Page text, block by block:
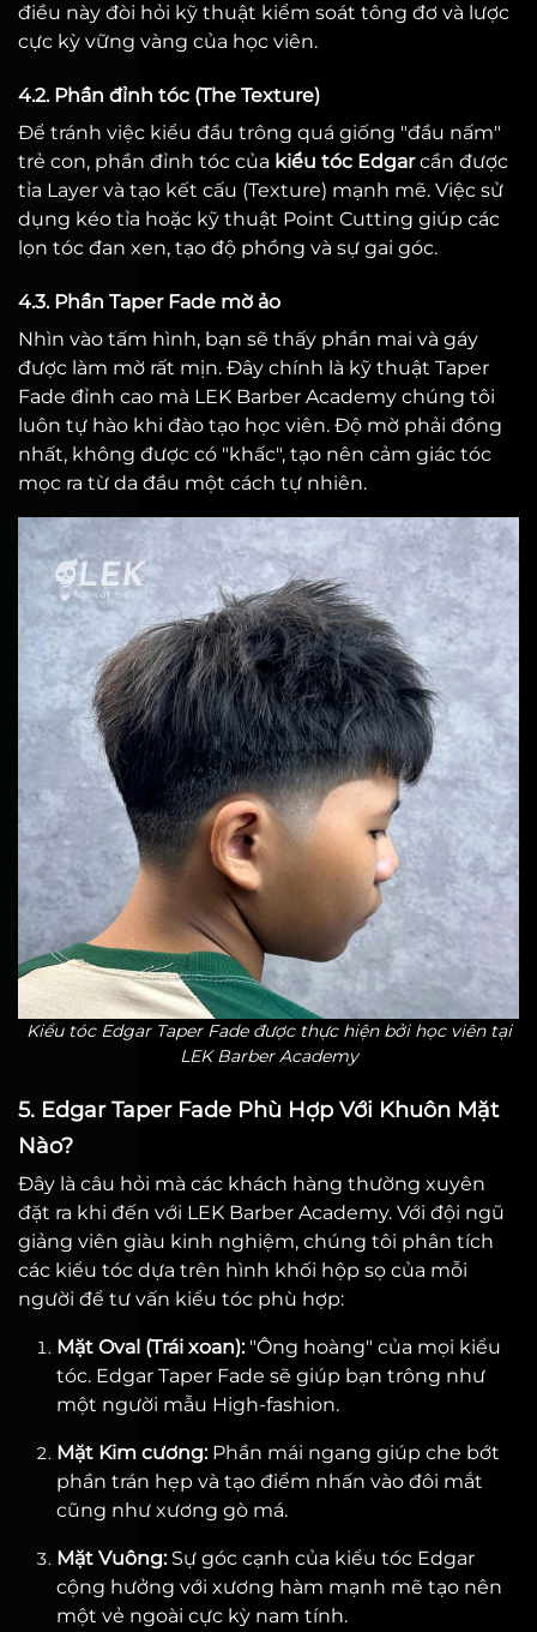
điều này đòi hỏi kỹ thuật kiểm soát tông đơ và lược
cực kỳ vững vàng của học viên.
4.2. Phần đỉnh tóc (The Texture)
Để tránh việc kiểu đầu trông quá giống "đầu nấm"
trẻ con, phần đỉnh tóc của kiểu tóc Edgarcần được
tỉa Layer và tạo kết cấu (Texture) mạnh mẽ. Việc sử
dụng kéo tỉa hoặc kỹ thuật Point Cutting giúp các
lọn tóc đan xen, tạo độ phồng và sự gai góc.
4.3. Phần Taper Fade mờ ảo
Nhìn vào tấm hình, bạn sẽ thấy phần mai và gáy
được làm mờ rất mịn. Đây chính là kỹ thuật Taper
Fade đỉnh cao mà LEK Barber Academy chúng tôi
luôn tự hào khi đào tạo học viên. Độ mờ phải đồng
nhất, không được có "khấc", tạo nên cảm giác tóc
mọc ra từ da đầu một cách tự nhiên.
Kiểu tóc Edgar Taper Fade được thực hiện bởi học viên tại
LEK Barber Academy
5. Edgar Taper Fade Phù Hợp Với Khuôn Mặt
Nào?
Đây là câu hỏi mà các khách hàng thường xuyên
đặt ra khi đến với LEK Barber Academy. Với đội ngũ
giảng viên giàu kinh nghiệm, chúng tôi phân tích
các kiểu tóc dựa trên hình khối hộp sọ của mỗi
người để tư vấn kiểu tóc phù hợp:
Mặt Oval (Trái xoan):"Ông hoàng" của mọi kiểu
tóc. Edgar Taper Fade sẽ giúp bạn trông như
một người mẫu High-fashion.
Mặt Kim cương:Phần mái ngang giúp che bớt
phần trán hẹp và tạo điểm nhấn vào đôi mắt
cũng như xương gò má.
Mặt Vuông:Sự góc cạnh của kiểu tóc Edgar
cộng hưởng với xương hàm mạnh mẽ tạo nên
một vẻ ngoài cực kỳ nam tính.